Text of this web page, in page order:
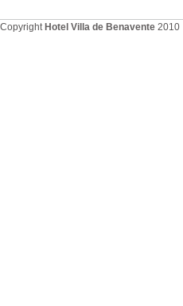
Copyright Hotel Villa de Benavente 2010